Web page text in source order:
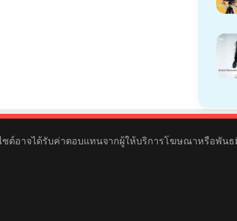
ต์อาจได้รับค่าตอบแทนจากผู้ให้บริการโฆษณาหรือพันธ